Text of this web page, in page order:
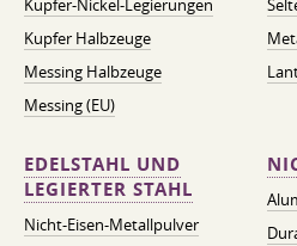
Kupfer-Nickel-Legierungen
Kupfer Halbzeuge
Messing Halbzeuge
Messing (EU)
EDELSTAHL UND
LEGIERTER STAHL
Nicht-Eisen-Metallpulver